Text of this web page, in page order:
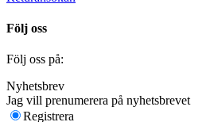
Följ oss
Följ oss på:
Nyhetsbrev
Jag vill prenumerera på nyhetsbrevet
Registrera